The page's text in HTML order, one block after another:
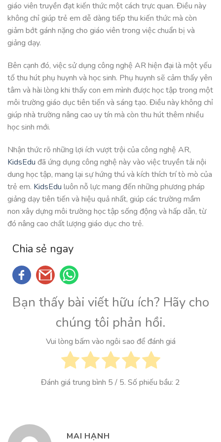
giáo viên truyền đạt kiến thức một cách trực quan. Điều này
không chỉ giúp trẻ em dễ dàng tiếp thu kiến thức mà còn
giảm bớt gánh nặng cho giáo viên trong việc chuẩn bị và
giảng dạy.
Bên cạnh đó, việc sử dụng công nghệ AR hiện đại là một yếu
tố thu hút phụ huynh và học sinh. Phụ huynh sẽ cảm thấy yên
tâm và hài lòng khi thấy con em mình được học tập trong một
môi trường giáo dục tiên tiến và sáng tạo. Điều này không chỉ
giúp nhà trường nâng cao uy tín mà còn thu hút thêm nhiều
học sinh mới.
Nhận thức rõ những lợi ích vượt trội của công nghệ AR,
KidsEdu đã ứng dụng công nghệ này vào việc truyền tải nội
dung học tập, mang lại sự hứng thú và kích thích trí tò mò của
trẻ em. KidsEdu luôn nỗ lực mang đến những phương pháp
giảng dạy tiên tiến và hiệu quả nhất, giúp các trường mầm
non xây dựng môi trường học tập sống động và hấp dẫn, từ
đó nâng cao chất lượng giáo dục cho trẻ.
Chia sẻ ngay
Bạn thấy bài viết hữu ích? Hãy cho
chúng tôi phản hồi.
Vui lòng bấm vào ngôi sao để đánh giá
Đánh giá trung bình 5 / 5. Số phiếu bầu: 2
MAI HẠNH